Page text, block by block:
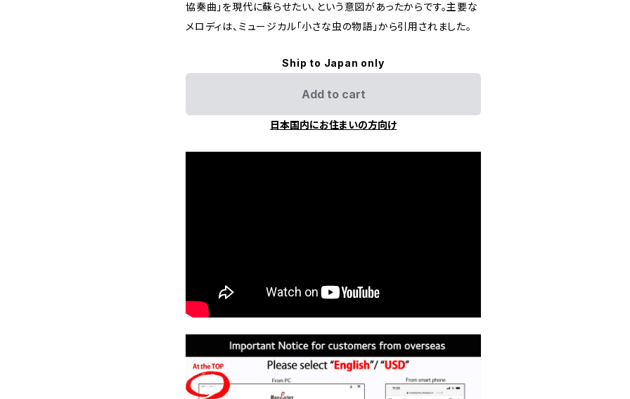
協奏曲」を現代に蘇らせたい、という意図があったからです。主要な
メロディは、ミュージカル「小さな虫の物語」から引用されました。
Ship to Japan only
Add to cart
日本国内にお住まいの方向け